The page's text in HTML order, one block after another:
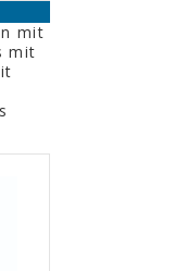
mit
mit